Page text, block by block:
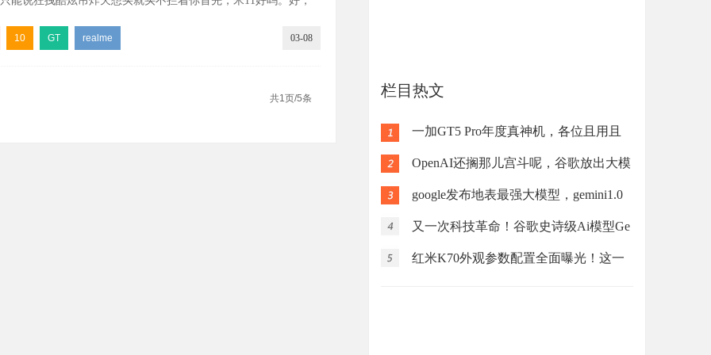
03-08
10 GT realme
共1页/5条 栏目热文
一加GT5 Pro年度真神机，各位且用且
珍惜
OpenAI还搁那儿宫斗呢，谷歌放出大模
型，全面超
google发布地表最强大模型，gemini1.0
全面碾压至g
又一次科技革命！谷歌史诗级Ai模型Ge
mini，能像人
红米K70外观参数配置全面曝光！这一